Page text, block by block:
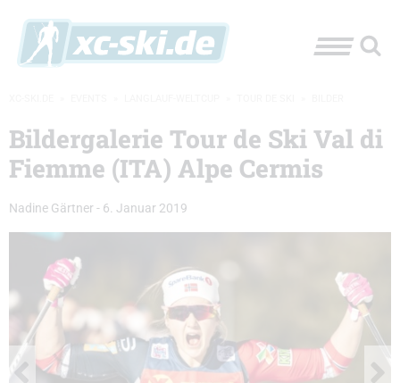
Bildergalerie Tour de Ski Val di
Fiemme (ITA) Alpe Cermis
Nadine Gärtner - 6. Januar 2019